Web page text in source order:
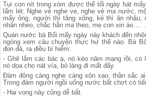
Tụi con nít trong xóm được thể tối ngày hát
lấm lét: Nghe vẻ nghe ve, nghe vè ma nước,
mấy ông, người thì tăng xông, kẻ thì ăn nhậu,
nhăn nheo, chắc hẳn ma theo, mẹ con xin áo…. .
Quán nước bà Bổi mấy ngày này khách đến
ngóng xem câu chuyện thực hư thế nào. Bà
đon đả, ra điều bí hiểm:
- Ghê lắm các bác ạ, nó kéo năm mạng rồi, có
nó dọa cho nát vía, bỏ làng đi mất đấy.
Đám đông càng nghe càng xôn xao, thần sắc
Trong đám người ngồi uống nước bất chợt có
- Hai vong này cũng dễ bắt.